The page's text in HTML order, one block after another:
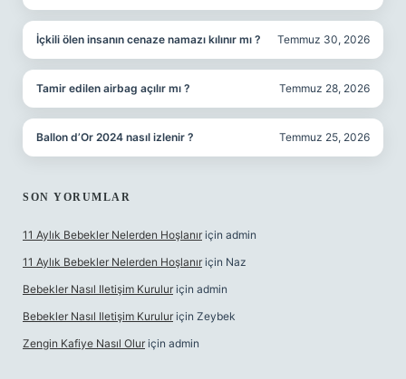
İçkili ölen insanın cenaze namazı kılınır mı ? Temmuz 30, 2026
Tamir edilen airbag açılır mı ? Temmuz 28, 2026
Ballon d’Or 2024 nasıl izlenir ? Temmuz 25, 2026
SON YORUMLAR
11 Aylık Bebekler Nelerden Hoşlanır için admin
11 Aylık Bebekler Nelerden Hoşlanır için Naz
Bebekler Nasıl Iletişim Kurulur için admin
Bebekler Nasıl Iletişim Kurulur için Zeybek
Zengin Kafiye Nasıl Olur için admin